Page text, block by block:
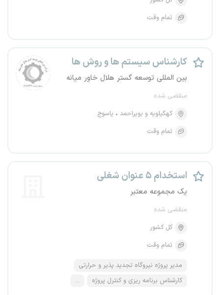
تمام وقت
کارشناس سیستم ها و روش ها
بین المللی توسعه گستر هلال خاور میانه
منقضی شده
کهگیلویه و بویراحمد
یاسوج
تمام وقت
استخدام ۵ عنوان شغلی
یک مجموعه معتبر
منقضی شده
کل کشور
تمام وقت
مدیر پروژه نیروگاه تجدید پذیر و حرارتی
کارشناس برنامه ریزی و کنترل پروژه
...